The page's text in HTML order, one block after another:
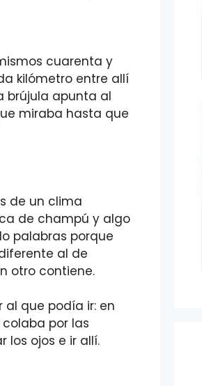
cuarenta y
kilómetro entre allí
brújula apunta al
miraba hasta que
de un clima
de champú y algo
palabras porque
al de
otro contiene.
que podía ir: en
por las
los ojos e ir allí.